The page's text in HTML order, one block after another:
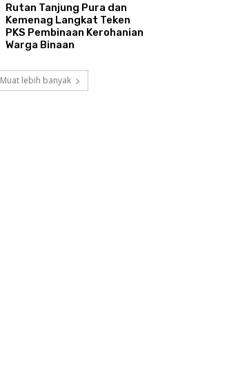
Rutan Tanjung Pura dan
Kemenag Langkat Teken
PKS Pembinaan Kerohanian
Warga Binaan
Muat lebih banyak